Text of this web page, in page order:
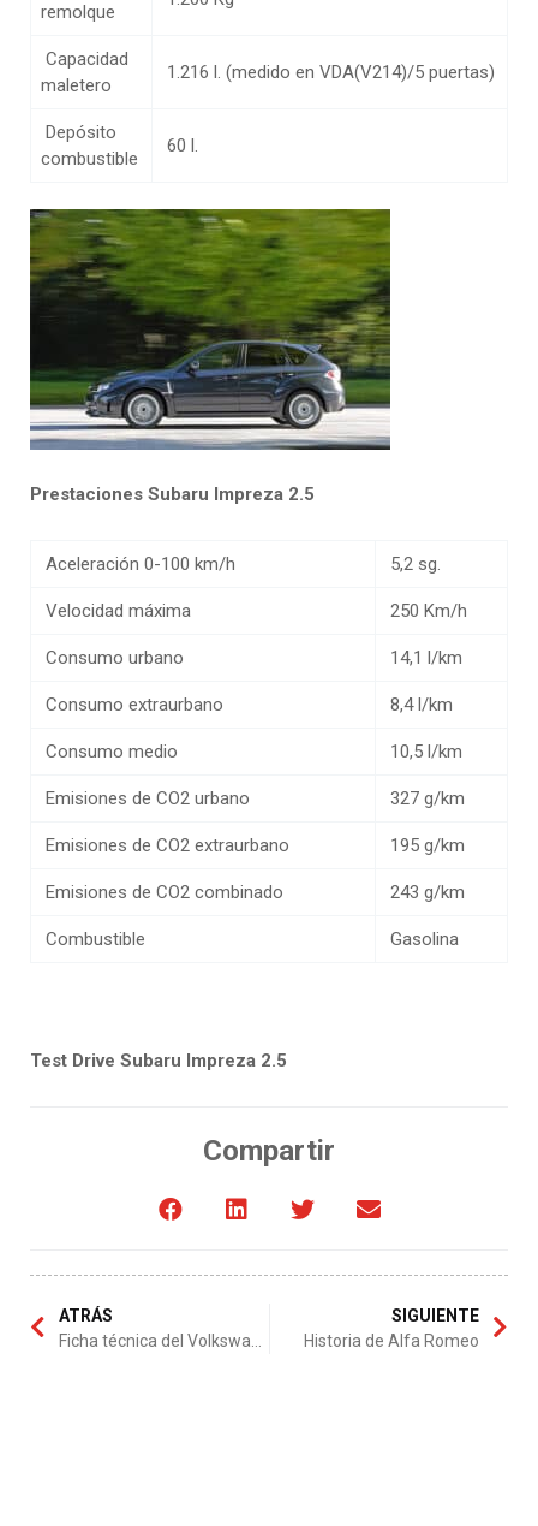
remolque
Capacidad
maletero
1.216 l. (medido en VDA(V214)/5 puertas)
Depósito
combustible
60 l.
Prestaciones Subaru Impreza 2.5
Aceleración 0-100 km/h 5,2 sg.
Velocidad máxima 250 Km/h
Consumo urbano 14,1 l/km
Consumo extraurbano 8,4 l/km
Consumo medio 10,5 l/km
Emisiones de CO2 urbano 327 g/km
Emisiones de CO2 extraurbano 195 g/km
Emisiones de CO2 combinado 243 g/km
Combustible Gasolina
Test Drive Subaru Impreza 2.5
Compartir
ATRÁS
SIGUIENTE
Historia de Alfa Romeo